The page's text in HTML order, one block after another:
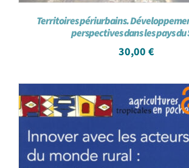
Territoires périurbains.
perspectives dans les pays du
30,00 €